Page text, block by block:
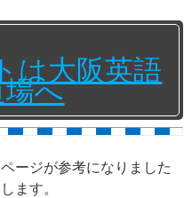
は大阪英語
場へ
ージが参考になりました
ます。